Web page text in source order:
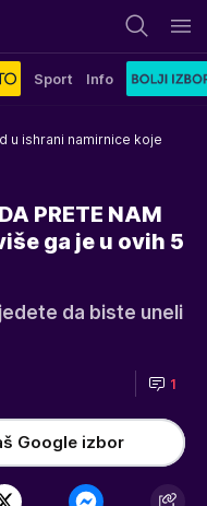
Sport Info
u ishrani namirnice koje
PRETE NAM
ga je u ovih 5
da biste uneli
1
Google izbor